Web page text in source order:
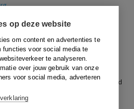
op deze website
om content en advertenties te
functies voor social media te
te analyseren.
over jouw gebruik van onze
voor social media, adverteren
BW
Strijdigheid met goed
omstandigheden